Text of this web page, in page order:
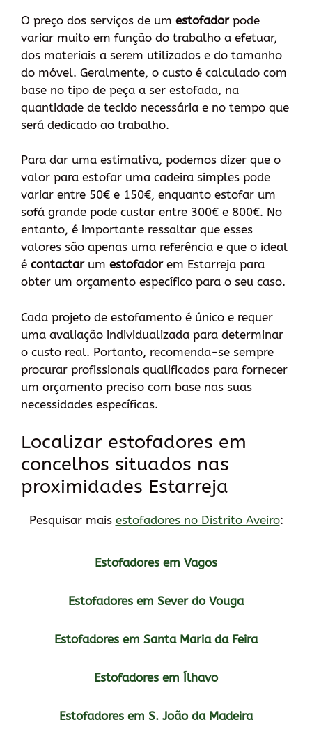
O preço dos serviços de um estofadorpode
variar muito em função do trabalho a efetuar,
dos materiais a serem utilizados e do tamanho
do móvel. Geralmente, o custo é calculado com
base no tipo de peça a ser estofada, na
quantidade de tecido necessária e no tempo que
será dedicado ao trabalho.
Para dar uma estimativa, podemos dizer que o
valor para estofar uma cadeira simples pode
variar entre 50€ e 150€, enquanto estofar um
sofá grande pode custar entre 300€ e 800€. No
entanto, é importante ressaltar que esses
valores são apenas uma referência e que o ideal
é contactarum estofadorem Estarreja para
obter um orçamento específico para o seu caso.
Cada projeto de estofamento é único e requer
uma avaliação individualizada para determinar
o custo real. Portanto, recomenda-se sempre
procurar profissionais qualificados para fornecer
um orçamento preciso com base nas suas
necessidades específicas.
Localizar estofadores em
concelhos situados nas
proximidades Estarreja
Pesquisar mais estofadores no Distrito Aveiro:
Estofadores em Vagos
Estofadores em Sever do Vouga
Estofadores em Santa Maria da Feira
Estofadores em Ílhavo
Estofadores em S. João da Madeira